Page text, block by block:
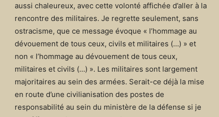
aussi chaleureux, avec cette volonté affichée d’aller à la
rencontre des militaires. Je regrette seulement, sans
ostracisme, que ce message évoque « l’hommage au
dévouement de tous ceux, civils et militaires (…) » et
non « l’hommage au dévouement de tous ceux,
militaires et civils (…) ». Les militaires sont largement
majoritaires au sein des armées. Serait-ce déjà la mise
en route d’une civilianisation des postes de
responsabilité au sein du ministère de la défense si je